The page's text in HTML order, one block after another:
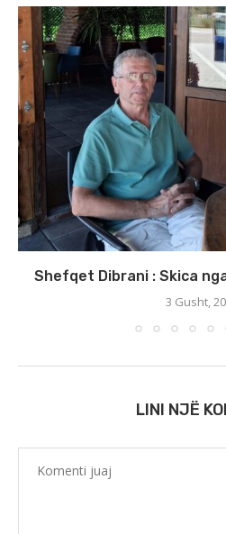
Shefqet Dibrani : Skica
3 Gusht,
LINI NJË